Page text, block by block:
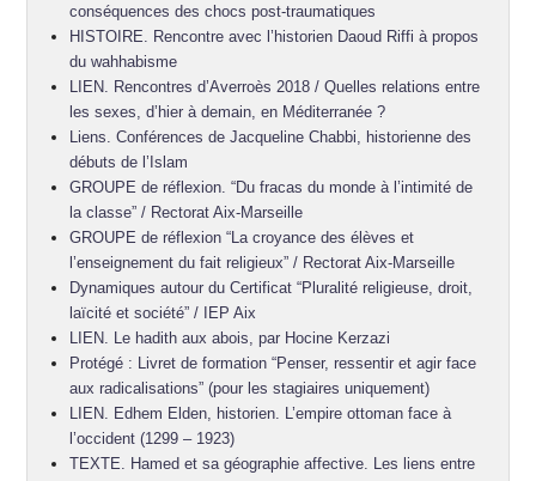
conséquences des chocs post-traumatiques
HISTOIRE. Rencontre avec l’historien Daoud Riffi à propos
du wahhabisme
LIEN. Rencontres d’Averroès 2018 / Quelles relations entre
les sexes, d’hier à demain, en Méditerranée ?
Liens. Conférences de Jacqueline Chabbi, historienne des
débuts de l’Islam
GROUPE de réflexion. “Du fracas du monde à l’intimité de
la classe” / Rectorat Aix-Marseille
GROUPE de réflexion “La croyance des élèves et
l’enseignement du fait religieux” / Rectorat Aix-Marseille
Dynamiques autour du Certificat “Pluralité religieuse, droit,
laïcité et société” / IEP Aix
LIEN. Le hadith aux abois, par Hocine Kerzazi
Protégé : Livret de formation “Penser, ressentir et agir face
aux radicalisations” (pour les stagiaires uniquement)
LIEN. Edhem Elden, historien. L’empire ottoman face à
l’occident (1299 – 1923)
TEXTE. Hamed et sa géographie affective. Les liens entre